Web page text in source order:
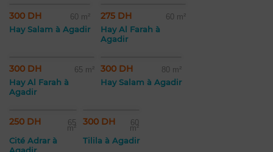
300 DH 60 m²
Hay Salam à Agadir
275 DH 60 m²
Hay Al Farah à
Agadir
300 DH 65 m²
Hay Al Farah à
Agadir
300 DH 80 m²
Hay Salam à Agadir
250 DH 65
m²
Cité Adrar à
300 DH 60
m²
Tilila à Agadir